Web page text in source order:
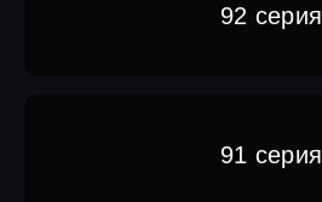
92 серия
91 серия